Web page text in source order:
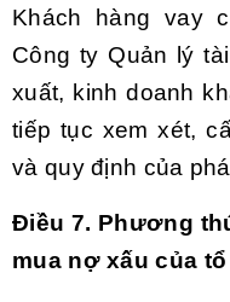
Khách hàng vay
Công ty Quản lý
xuất, kinh doanh
tiếp tục xem xét,
và quy định của
Điều 7. Phương
mua nợ xấu của